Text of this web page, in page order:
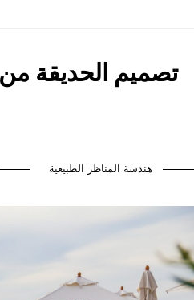
تصميم الحديقة
هندسة المناظر الطبيعية